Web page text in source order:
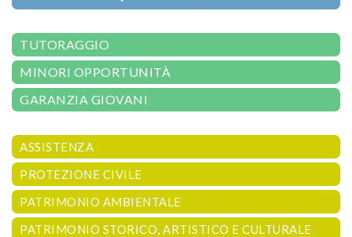
TUTORAGGIO
MINORI OPPORTUNITÀ
GARANZIA GIOVANI
ASSISTENZA
PROTEZIONE CIVILE
PATRIMONIO AMBIENTALE
PATRIMONIO STORICO, ARTISTICO E CULTURALE